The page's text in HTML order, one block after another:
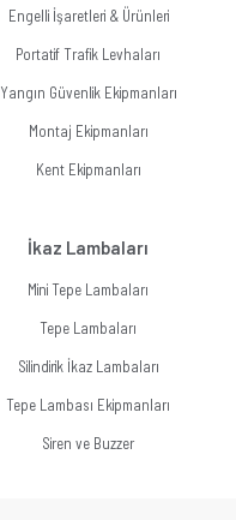
Engelli İşaretleri & Ürünleri
Portatif Trafik Levhaları
Yangın Güvenlik Ekipmanları
Montaj Ekipmanları
Kent Ekipmanları
İkaz Lambaları
Mini Tepe Lambaları
Tepe Lambaları
Silindirik İkaz Lambaları
Tepe Lambası Ekipmanları
Siren ve Buzzer